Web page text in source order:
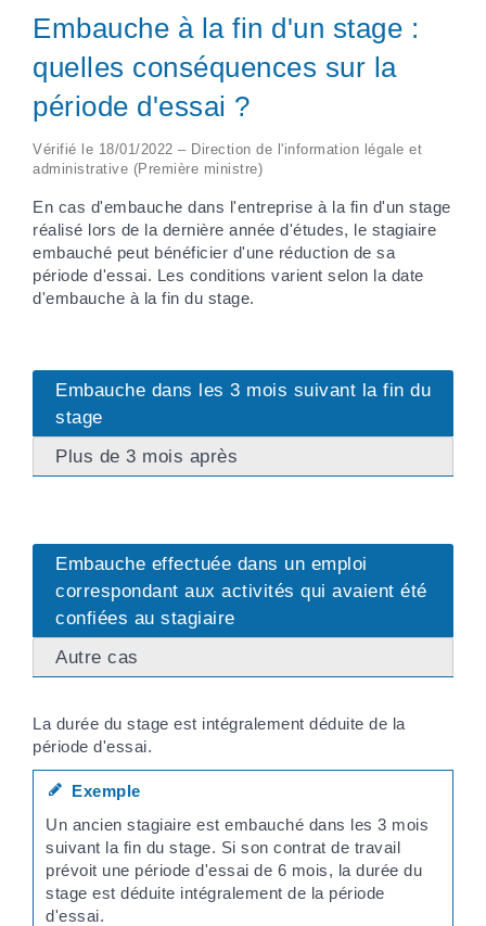
Embauche à la fin d'un stage :
quelles conséquences sur la
période d'essai ?
Vérifié le 18/01/2022 – Direction de l'information légale et
administrative (Première ministre)
En cas d'embauche dans l'entreprise à la fin d'un stage
réalisé lors de la dernière année d'études, le stagiaire
embauché peut bénéficier d'une réduction de sa
période d'essai. Les conditions varient selon la date
d'embauche à la fin du stage.
Embauche dans les 3 mois suivant la fin du
stage
Plus de 3 mois après
Embauche effectuée dans un emploi
correspondant aux activités qui avaient été
confiées au stagiaire
Autre cas
La durée du stage est intégralement déduite de la
période d'essai.
Exemple
Un ancien stagiaire est embauché dans les 3 mois
suivant la fin du stage. Si son contrat de travail
prévoit une période d'essai de 6 mois, la durée du
stage est déduite intégralement de la période
d'essai.